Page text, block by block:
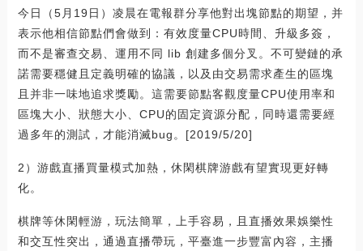
今日（5月19日）凌晨在電報群分享他對出塊節點的期望，并
表示他相信節點們會做到：有效度量CPU時間、升級多簽，
而不是審查交易、運用不同 lib 創建多個分叉。不可變鏈的承
諾需要穩健且定義明確的協議，以及由交易需求產生的區塊
且并非一味地追求獎勵。這需要節點客觀度量CPU使用率和
區塊大小、狀態大小、CPU的固定資源分配，同時還需要經
過多年的測試，才能消滅bug。[2019/5/20]
2）游戲直播買量模式加熱，休閑棋牌游戲有望實現更好轉
化。
棋牌等休閑輕游，玩法簡單，上手容易，且直播效果娛樂性
和交互性突出，通過直播帶玩，平臺進一步豐富內容，主播